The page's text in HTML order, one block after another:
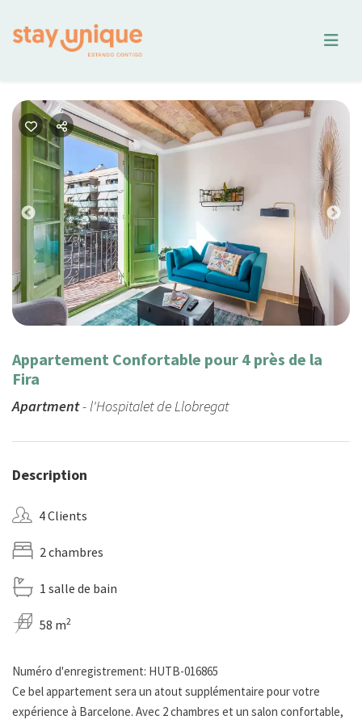
Previous
Appartement Confortable pour 4 près de la
Fira
Apartment- l'Hospitalet de Llobregat
Description
4 Clients
2 chambres
1 salle de bain
58 m2
Numéro d'enregistrement: HUTB-016865
Ce bel appartement sera un atout supplémentaire pour votre
expérience à Barcelone. Avec 2 chambres et un salon confortable,